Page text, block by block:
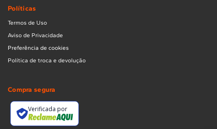
Políticas
Termos de Uso
Aviso de Privacidade
Preferência de cookies
Política de troca e devolução
Compra segura
Verificada por